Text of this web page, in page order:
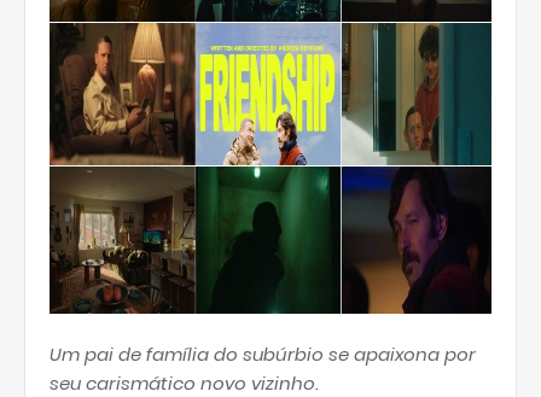
Um pai de família do subúrbio se apaixona por
seu carismático novo vizinho.